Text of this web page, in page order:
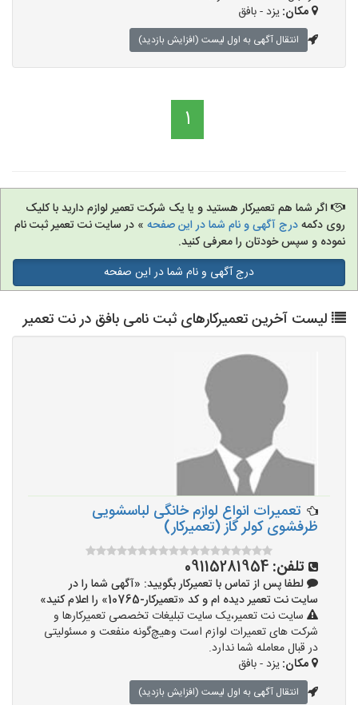
مکان:یزد - بافق
انتقال آگهی به اول لیست (افزایش بازدید)
1
اگر شما هم تعمیرکار هستید و یا یک شرکت تعمیر لوازم دارید با کلیک
روی دکمهدرج آگهی و نام شما در این صفحه » در سایت نت تعمیر ثبت نام
نموده و سپس خودتان را معرفی کنید.
درج آگهی و نام شما در این صفحه
لیست آخرین تعمیرکارهای ثبت نامی بافق در نت تعمیر
تعمیرات انواع لوازم خانگی لباسشویی
ظرفشوی کولر گاز (تعمیرکار)
تلفن: 09115281954
لطفا پس از تماس با تعمیرکار بگویید: «آگهی شما را در
سایت نت تعمیر دیده ام و کد «تعمیرکار-10765» را اعلام کنید»
سایت نت تعمیر،یک سایت تبلیغات تخصصی تعمیرکارها و
شرکت های تعمیرات لوازم است وهیچ‌گونه منفعت و مسئولیتی
در قبال معامله شما ندارد.
مکان:یزد - بافق
انتقال آگهی به اول لیست (افزایش بازدید)